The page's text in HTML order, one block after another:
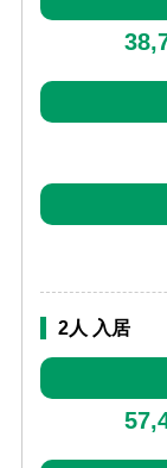
2人 入居